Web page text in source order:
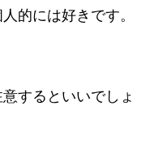
的には好きです。
するといいでしょ